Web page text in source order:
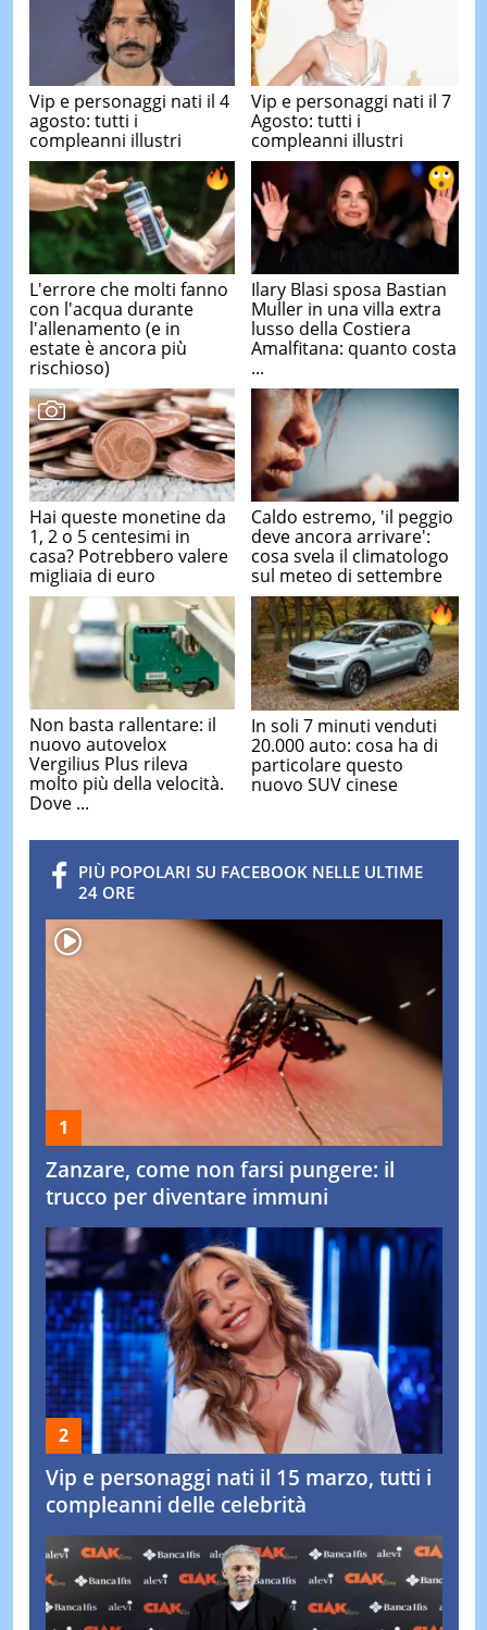
Vip e personaggi nati il 4
agosto: tutti i
compleanni illustri
Vip e personaggi nati il 7
Agosto: tutti i
compleanni illustri
L'errore che molti fanno
con l'acqua durante
l'allenamento (e in
estate è ancora più
rischioso)
Ilary Blasi sposa Bastian
Muller in una villa extra
lusso della Costiera
Amalfitana: quanto costa
...
Hai queste monetine da
1, 2 o 5 centesimi in
casa? Potrebbero valere
migliaia di euro
Caldo estremo, 'il peggio
deve ancora arrivare':
cosa svela il climatologo
sul meteo di settembre
Non basta rallentare: il
nuovo autovelox
Vergilius Plus rileva
molto più della velocità.
Dove ...
In soli 7 minuti venduti
20.000 auto: cosa ha di
particolare questo
nuovo SUV cinese
PIÙ POPOLARI SU FACEBOOK NELLE ULTIME
24 ORE
Zanzare, come non farsi pungere: il
trucco per diventare immuni
Vip e personaggi nati il 15 marzo, tutti i
compleanni delle celebrità